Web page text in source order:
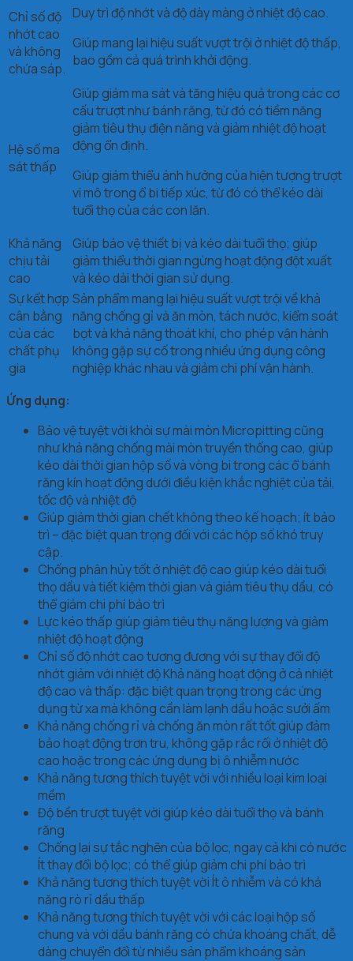
Chỉ số độ
nhớt cao
và không
chứa sáp.
Duy trì độ nhớt và độ dày màng ở nhiệt độ cao.
Giúp mang lại hiệu suất vượt trội ở nhiệt độ thấp,
bao gồm cả quá trình khởi động.
Hệ số ma
sát thấp
Giúp giảm ma sát và tăng hiệu quả trong các cơ
cấu trượt như bánh răng, từ đó có tiềm năng
giảm tiêu thụ điện năng và giảm nhiệt độ hoạt
động ổn định.
Giúp giảm thiểu ảnh hưởng của hiện tượng trượt
vi mô trong ổ bi tiếp xúc, từ đó có thể kéo dài
tuổi thọ của các con lăn.
Khả năng
chịu tải
cao
Giúp bảo vệ thiết bị và kéo dài tuổi thọ; giúp
giảm thiểu thời gian ngừng hoạt động đột xuất
và kéo dài thời gian sử dụng.
Sự kết hợp
cân bằng
của các
chất phụ
gia
Sản phẩm mang lại hiệu suất vượt trội về khả
năng chống gỉ và ăn mòn, tách nước, kiểm soát
bọt và khả năng thoát khí, cho phép vận hành
không gặp sự cố trong nhiều ứng dụng công
nghiệp khác nhau và giảm chi phí vận hành.
Ứng dụng:
Bảo vệ tuyệt vời khỏi sự mài mòn Micropitting cũng
như khả năng chống mài mòn truyền thống cao, giúp
kéo dài thời gian hộp số và vòng bi trong các ổ bánh
răng kín hoạt động dưới điều kiện khắc nghiệt của tải,
tốc độ và nhiệt độ
Giúp giảm thời gian chết không theo kế hoạch; ít bảo
trì – đặc biệt quan trọng đối với các hộp số khó truy
cập.
Chống phân hủy tốt ở nhiệt độ cao giúp kéo dài tuổi
thọ dầu và tiết kiệm thời gian và giảm tiêu thụ dầu, có
thể giảm chi phí bảo trì
Lực kéo thấp giúp giảm tiêu thụ năng lượng và giảm
nhiệt độ hoạt động
Chỉ số độ nhớt cao tương đương với sự thay đổi độ
nhớt giảm với nhiệt độ Khả năng hoạt động ở cả nhiệt
độ cao và thấp: đặc biệt quan trọng trong các ứng
dụng từ xa mà không cần làm lạnh dầu hoặc sưởi ấm
Khả năng chống rỉ và chống ăn mòn rất tốt giúp đảm
bảo hoạt động trơn tru, không gặp rắc rối ở nhiệt độ
cao hoặc trong các ứng dụng bị ô nhiễm nước
Khả năng tương thích tuyệt vời với nhiều loại kim loại
mềm
Độ bền trượt tuyệt vời giúp kéo dài tuổi thọ và bánh
răng
Chống lại sự tắc nghẽn của bộ lọc, ngay cả khi có nước
Ít thay đổi bộ lọc; có thể giúp giảm chi phí bảo trì
Khả năng tương thích tuyệt vời Ít ô nhiễm và có khả
năng rò rỉ dầu thấp
Khả năng tương thích tuyệt vời với các loại hộp số
chung và với dầu bánh răng có chứa khoáng chất, dễ
dàng chuyển đổi từ nhiều sản phẩm khoáng sản